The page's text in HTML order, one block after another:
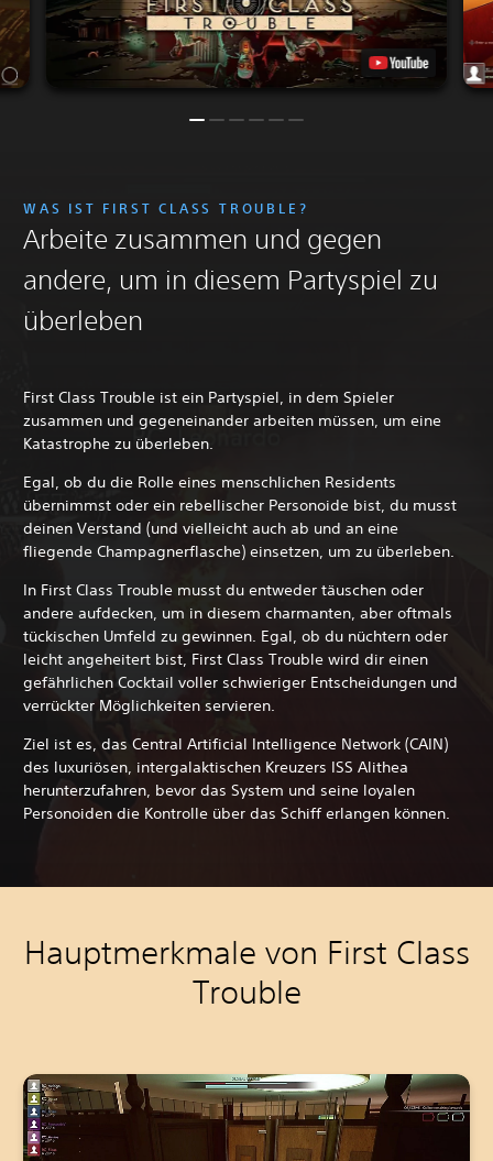
WAS IST FIRST CLASS TROUBLE?
Arbeite zusammen und gegen
andere, um in diesem Partyspiel zu
überleben
First Class Trouble ist ein Partyspiel, in dem Spieler
zusammen und gegeneinander arbeiten müssen, um eine
Katastrophe zu überleben.
Egal, ob du die Rolle eines menschlichen Residents
übernimmst oder ein rebellischer Personoide bist, du musst
deinen Verstand (und vielleicht auch ab und an eine
fliegende Champagnerflasche) einsetzen, um zu überleben.
In First Class Trouble musst du entweder täuschen oder
andere aufdecken, um in diesem charmanten, aber oftmals
tückischen Umfeld zu gewinnen. Egal, ob du nüchtern oder
leicht angeheitert bist, First Class Trouble wird dir einen
gefährlichen Cocktail voller schwieriger Entscheidungen und
verrückter Möglichkeiten servieren.
Ziel ist es, das Central Artificial Intelligence Network (CAIN)
des luxuriösen, intergalaktischen Kreuzers ISS Alithea
herunterzufahren, bevor das System und seine loyalen
Personoiden die Kontrolle über das Schiff erlangen können.
Hauptmerkmale von First Class
Trouble